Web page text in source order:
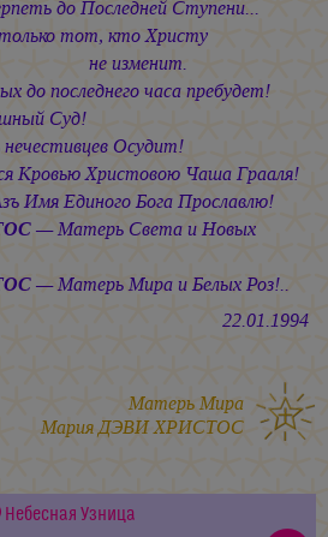
до Последней Ступени...
тот, кто Христу
до последнего часа пребудет!
Суд!
Осудит!
Кровью Христовою Чаша Грааля!
Имя Единого Бога Прославлю!
— Матерь Света и Новых
— Матерь Мира и Белых Роз!..
22.01.1994
Матерь Мира
Мария ДЭВИ ХРИСТОС
Небесная Узница